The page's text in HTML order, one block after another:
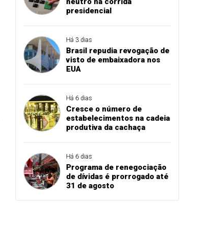
presidencial
Há 3 dias
Brasil repudia revogação de
visto de embaixadora nos
EUA
Há 6 dias
Cresce o número de
estabelecimentos na cadeia
produtiva da cachaça
Há 6 dias
Programa de renegociação
de dívidas é prorrogado até
31 de agosto